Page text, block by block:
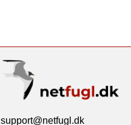
support@netfugl.dk